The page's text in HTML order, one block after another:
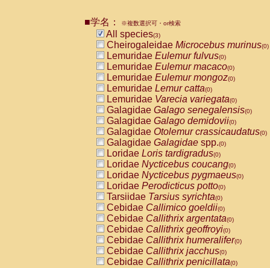
Pitheciidae
Pitheciidae Callicebus moloch
PitheciidaeCallicebus torquatus
PitheciidaeCallicebusspp.(0)
PitheciidaeChiropotes satanas
PitheciidaePithecia monachus
PitheciidaePithecia pithecia(0)
CercopithecidaeCercocebus agilis
CercopithecidaeCercocebus
CercopithecidaeCercocebus
CercopithecidaeCercocebus
CercopithecidaeCercocebus
CercopithecidaeCercocebus
CercopithecidaeCercocebus
CercopithecidaeLophocebus
CercopithecidaePapio anubis(0)
CercopithecidaePapio cynocephalus
Cercopithecidae Papio hamadryas
CercopithecidaePapio papio
CercopithecidaePapiospp.(0)
CercopithecidaeMandrillus
CercopithecidaeMandrillus sphinx
CercopithecidaeTheropithecus
CercopithecidaeMacaca arctoides
■学名： ※複数選択可・or検索
All species(3)
Cheirogaleidae Microcebus murinus(0)
Lemuridae Eulemur fulvus(0)
Lemuridae Eulemur macaco(0)
Lemuridae Eulemur mongoz(0)
Lemuridae Lemur catta(0)
Lemuridae Varecia variegata(0)
Galagidae Galago senegalensis(0)
Galagidae Galago demidovii(0)
Galagidae Otolemur crassicaudatus(0)
Galagidae Galagidae spp.(0)
Loridae Loris tardigradus(0)
Loridae Nycticebus coucang(0)
Loridae Nycticebus pygmaeus(0)
Loridae Perodicticus potto(0)
Tarsiidae Tarsius syrichta(0)
Cebidae Callimico goeldii(0)
Cebidae Callithrix argentata(0)
Cebidae Callithrix geoffroyi(0)
Cebidae Callithrix humeralifer(0)
Cebidae Callithrix jacchus(0)
Cebidae Callithrix penicillata(0)